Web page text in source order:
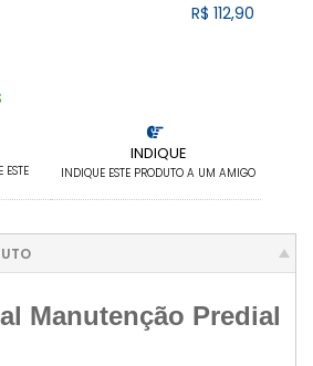
ESTE
INDIQUE
INDIQUE ESTE PRODUTO A UM AMIGO
R$ 112,90
Manutenção Predial